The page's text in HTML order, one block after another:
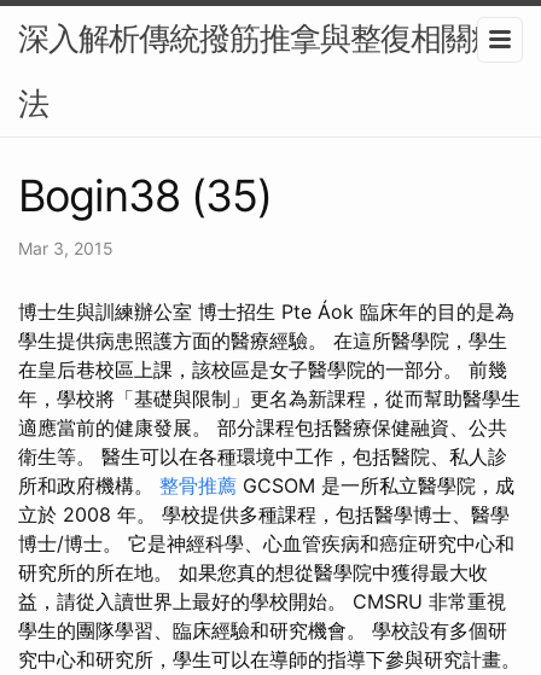
深入解析傳統撥筋推拿與整復相關療
法
Bogin38 (35)
Mar 3, 2015
博士生與訓練辦公室 博士招生 Pte Áok 臨床年的目的是為
學生提供病患照護方面的醫療經驗。 在這所醫學院，學生
在皇后巷校區上課，該校區是女子醫學院的一部分。 前幾
年，學校將「基礎與限制」更名為新課程，從而幫助醫學生
適應當前的健康發展。 部分課程包括醫療保健融資、公共
衛​​生等。 醫生可以在各種環境中工作，包括醫院、私人診
所和政府機構。 整骨推薦 GCSOM 是一所私立醫學院，成
立於 2008 年。 學校提供多種課程，包括醫學博士、醫學
博士/博士。 它是神經科學、心血管疾病和癌症研究中心和
研究所的所在地。 如果您真的想從醫學院中獲得最大收
益，請從入讀世界上最好的學校開始。 CMSRU 非常重視
學生的團隊學習、臨床經驗和研究機會。 學校設有多個研
究中心和研究所，學生可以在導師的指導下參與研究計畫。